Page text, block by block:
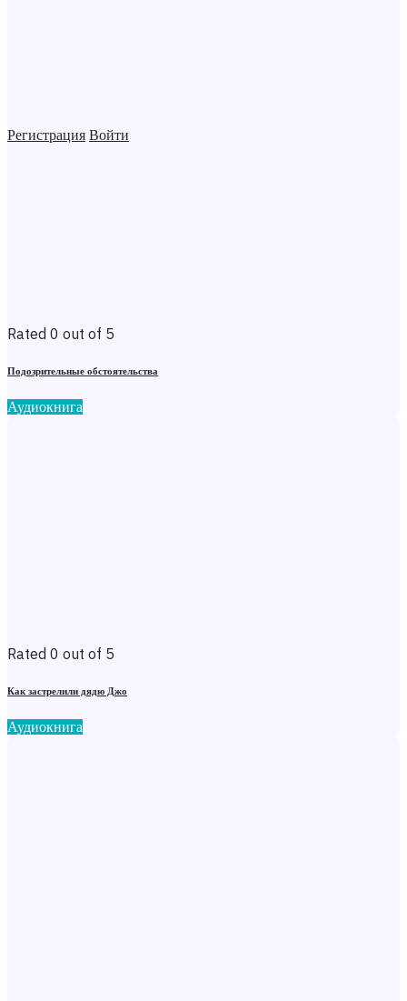
Регистрация Войти
Rated 0 out of 5
Подозрительные обстоятельства
Аудиокнига
Rated 0 out of 5
Как застрелили дядю Джо
Аудиокнига